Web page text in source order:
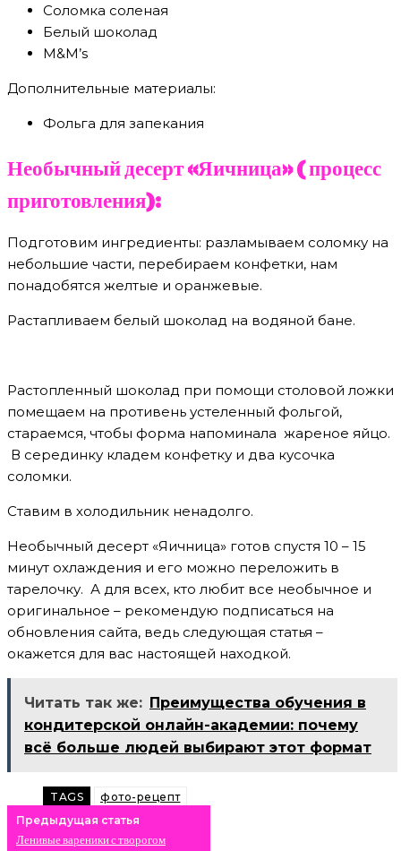
Соломка соленая
Белый шоколад
M&M’s
Дополнительные материалы:
Фольга для запекания
Необычный десерт «Яичница» ( процесс
приготовления):
Подготовим ингредиенты: разламываем соломку на
небольшие части, перебираем конфетки, нам
понадобятся желтые и оранжевые.
Растапливаем белый шоколад на водяной бане.
Растопленный шоколад при помощи столовой ложки
помещаем на противень устеленный фольгой,
стараемся, чтобы форма напоминала жареное яйцо.
В серединку кладем конфетку и два кусочка
соломки.
Ставим в холодильник ненадолго.
Необычный десерт «Яичница» готов спустя 10 – 15
минут охлаждения и его можно переложить в
тарелочку. А для всех, кто любит все необычное и
оригинальное – рекомендую подписаться на
обновления сайта, ведь следующая статья –
окажется для вас настоящей находкой.
Читать так же: Преимущества обучения в
кондитерской онлайн-академии: почему
всё больше людей выбирают этот формат
TAGS
фото-рецепт
Предыдущая статья
Ленивые вареники с творогом